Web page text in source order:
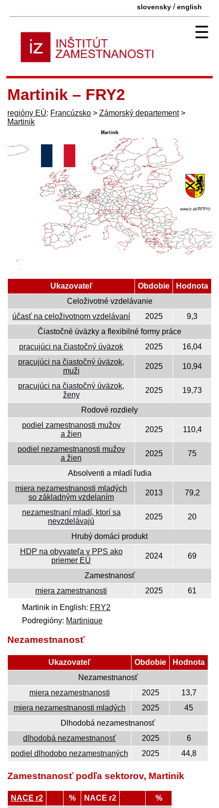
slovensky /english
☰
Martinik – FRY2
regióny EÚ: Francúzsko > Zámorský departement>
Martinik
Ukazovateľ Obdobie
Hodnota
Celoživotné vzdelávanie
účasť na celoživotnom vzdelávaní
2025
9,3
Čiastočné úväzky a flexibilné formy práce
pracujúci na čiastočný úväzok
2025
16,04
pracujúci na čiastočný úväzok,
muži
2025 10,94
pracujúci na čiastočný úväzok,
ženy
2025 19,73
Rodové rozdiely
podiel zamestnanosti mužov
a žien
2025 110,4
podiel nezamestnanosti mužov
a žien
2025 75
Absolventi a mladí ľudia
miera nezamestnanosti mladých
so základným vzdelaním
2013 79,2
nezamestnaní mladí, ktorí sa
nevzdelávajú
2025 20
Hrubý domáci produkt
HDP na obyvateľa v PPS ako
priemer EÚ
2024 69
Zamestnanosť
miera zamestnanosti
2025
61
Martinik in English: FRY2
Podregióny: Martinique
Nezamestnanosť
Ukazovateľ Obdobie
Hodnota
Nezamestnanosť
miera nezamestnanosti
2025
13,7
miera nezamestnanosti mladých
2025
45
Dlhodobá nezamestnanosť
dlhodobá nezamestnanosť
2025
6
podiel dlhodobo nezamestnaných
2025 44,8
Zamestnanosť podľa sektorov, Martinik
NACE r2 % NACE r2
%